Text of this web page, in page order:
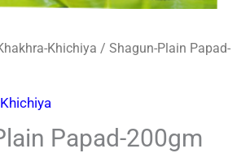
Khichiya / Shagun-Plain Papad-
Papad-200gm